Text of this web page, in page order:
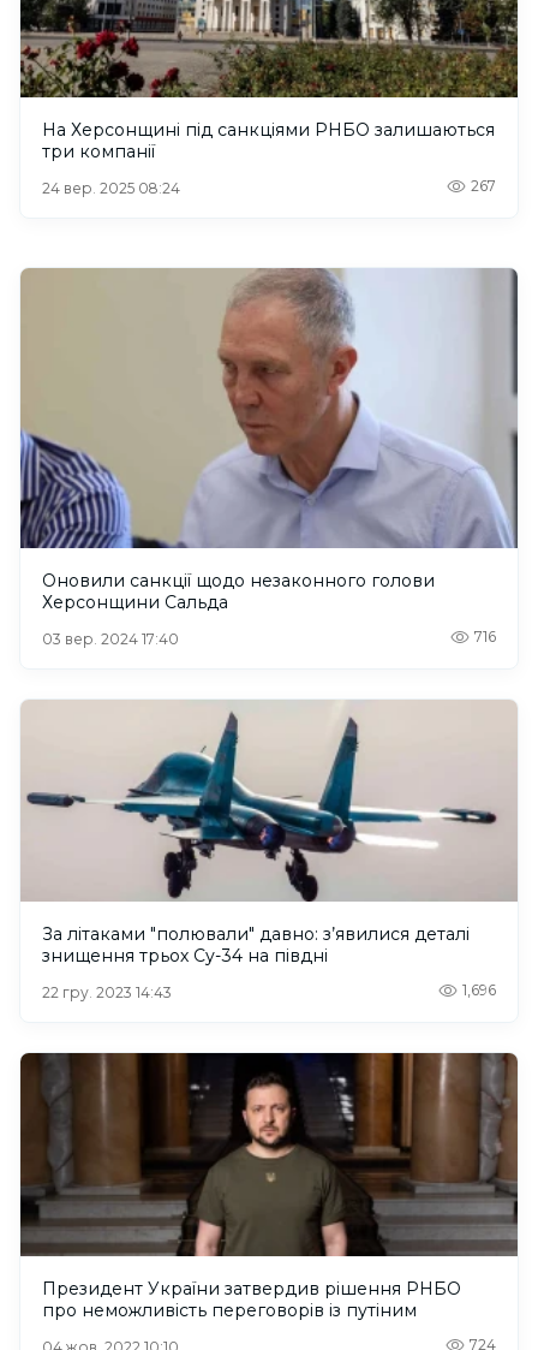
На Херсонщині під санкціями РНБО залишаються
три компанії
24 вер. 2025 08:24 267
Оновили санкції щодо незаконного голови
Херсонщини Сальда
03 вер. 2024 17:40 716
За літаками "полювали" давно: з’явилися деталі
знищення трьох Су-34 на півдні
22 гру. 2023 14:43 1,696
Президент України затвердив рішення РНБО
про неможливість переговорів із путіним
724